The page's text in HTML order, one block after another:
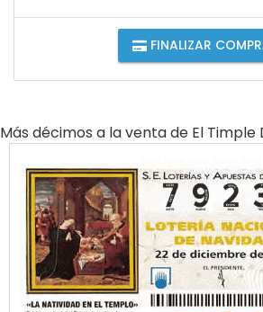
FINALIZAR
Más décimos a la venta de El Timple